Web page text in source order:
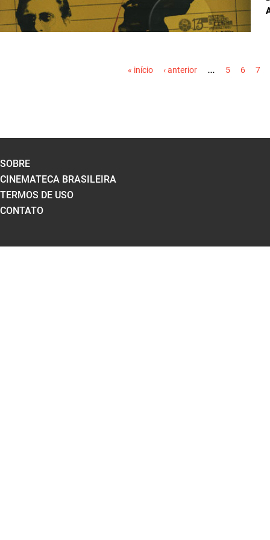
« início ‹ anterior … 5 6 7
SOBRE
CINEMATECA BRASILEIRA
TERMOS DE USO
CONTATO